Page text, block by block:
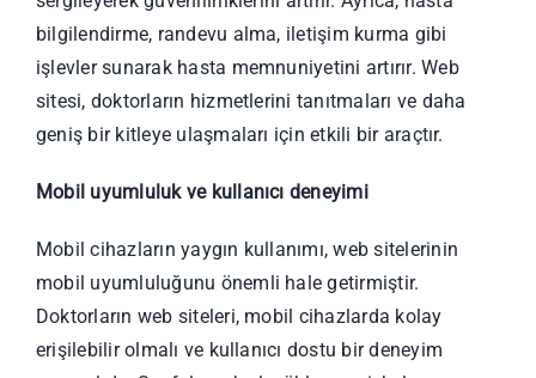
bilgilendirme, randevu alma, iletişim kurma gibi
işlevler sunarak hasta memnuniyetini artırır. Web
sitesi, doktorların hizmetlerini tanıtmaları ve daha
geniş bir kitleye ulaşmaları için etkili bir araçtır.
Mobil uyumluluk ve kullanıcı deneyimi
Mobil cihazların yaygın kullanımı, web sitelerinin
mobil uyumluluğunu önemli hale getirmiştir.
Doktorların web siteleri, mobil cihazlarda kolay
erişilebilir olmalı ve kullanıcı dostu bir deneyim